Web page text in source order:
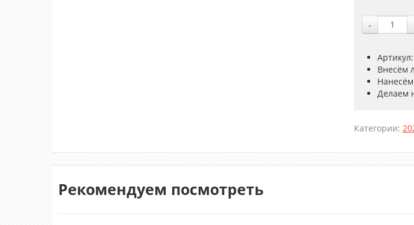
-
Внесём
Делаем
Категории:
Рекомендуем посмотреть